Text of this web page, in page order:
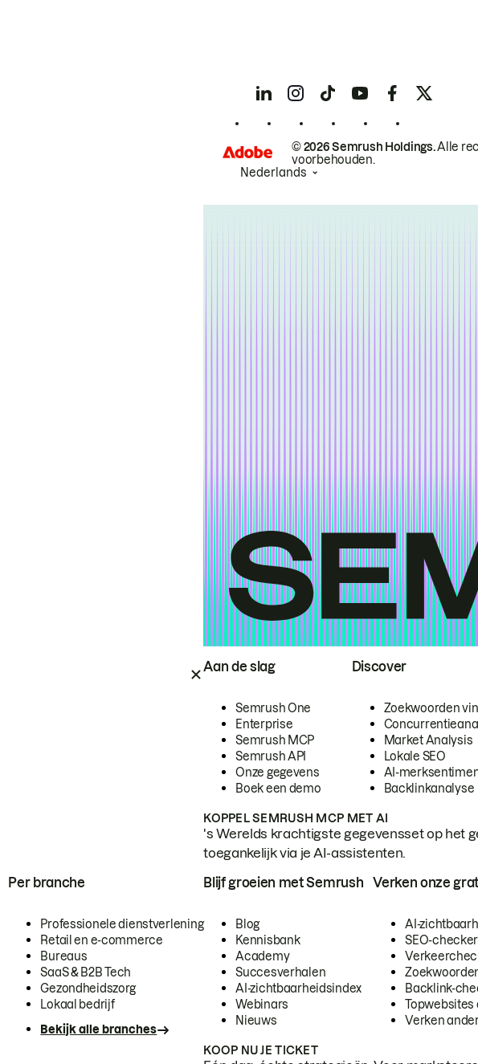
Aan de slag
Semrush One
Enterprise
Semrush MCP
Semrush API
Onze gegevens
Boek een demo
Discover
Zoekwoorden
Market Analysis
Lokale SEO
AI-
Backlinkanalyse
KOPPEL SEMRUSH MCP MET AI
's Werelds krachtigste gegevensset op het
toegankelijk via je AI-assistenten.
Per branche
Professionele dienstverlening
Retail en e-commerce
Bureaus
SaaS & B2B Tech
Gezondheidszorg
Lokaal bedrijf
Bekijk alle branches
Blijf groeien met Semrush
Blog
Kennisbank
Academy
Succesverhalen
AI-zichtbaarheidsindex
Webinars
Nieuws
Verken onze
AI-
SEO-checker
Backlink-
Topwebsites
Verken
KOOP NU JE TICKET
© 2026 Semrush Holdings.Alle
voorbehouden.
Nederlands